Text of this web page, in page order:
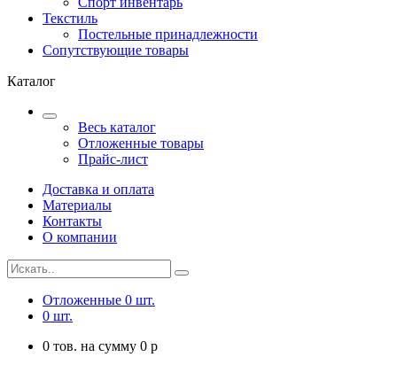
Текстиль
Постельные принадлежности
Сопутствующие товары
Каталог
Весь каталог
Отложенные товары
Прайс-лист
Доставка и оплата
Материалы
Контакты
О компании
Отложенные 0 шт.
0 шт.
0 тов. на сумму 0 p